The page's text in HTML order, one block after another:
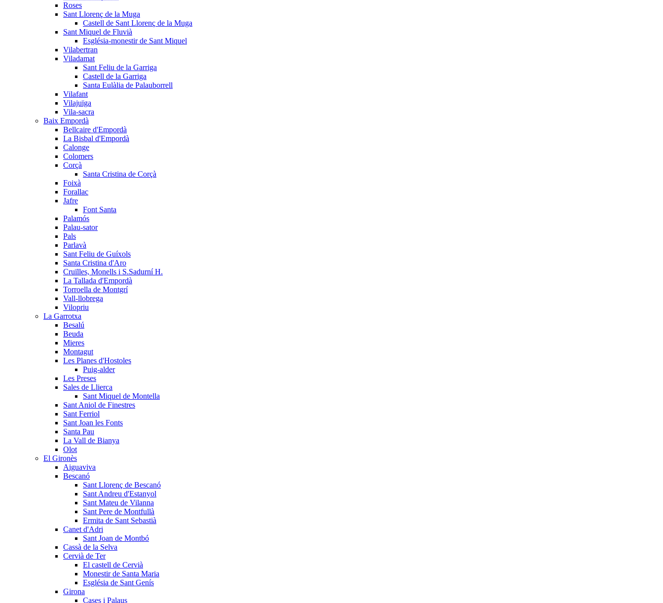
Roses
Sant Llorenç de la Muga
Castell de Sant Llorenç de la Muga
Sant Miquel de Fluvià
Església-monestir de Sant Miquel
Vilabertran
Viladamat
Sant Feliu de la Garriga
Castell de la Garriga
Santa Eulàlia de Palauborrell
Vilafant
Vilajuïga
Vila-sacra
Baix Empordà
Bellcaire d'Empordà
La Bisbal d'Empordà
Calonge
Colomers
Corçà
Santa Cristina de Corçà
Foixà
Forallac
Jafre
Font Santa
Palamós
Palau-sator
Pals
Parlavà
Sant Feliu de Guíxols
Santa Cristina d'Aro
Cruïlles, Monells i S.Sadurní H.
La Tallada d'Empordà
Torroella de Montgrí
Vall-llobrega
Vilopriu
La Garrotxa
Besalú
Beuda
Mieres
Montagut
Les Planes d'Hostoles
Puig-alder
Les Preses
Sales de Llierca
Sant Miquel de Montella
Sant Aniol de Finestres
Sant Ferriol
Sant Joan les Fonts
Santa Pau
La Vall de Bianya
Olot
El Gironès
Aiguaviva
Bescanó
Sant Llorenç de Bescanó
Sant Andreu d'Estanyol
Sant Mateu de Vilanna
Sant Pere de Montfullà
Ermita de Sant Sebastià
Canet d'Adri
Sant Joan de Montbó
Cassà de la Selva
Cervià de Ter
El castell de Cervià
Monestir de Santa Maria
Església de Sant Genís
Girona
Cases i Palaus